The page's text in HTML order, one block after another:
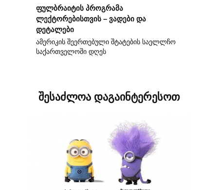
ფულბრაიტის პროგრამა
ლექტორებისთვის – ვადები და
დეტალები
ამერიკის შეერთებული შტატების საელლჩო
საქართველოში დღეს
შესაძლოა დაგაინტერესოთ